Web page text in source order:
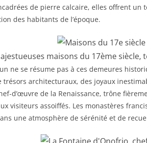
de pierre calcaire, elles offrent un
des habitants de l’époque.
maisons du 17ème
ne se résume pas à ces demeures
trésors architecturaux, des joyaux
d’œuvre de la Renaissance, trône
visiteurs assoiffés. Les monastères
une atmosphère de sérénité et de